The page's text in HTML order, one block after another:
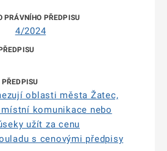
4/2024
oblasti města Žatec,
komunikace nebo
užít za cenu
s cenovými předpisy